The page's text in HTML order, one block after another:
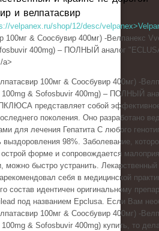
и велпатасвир
velpanex.ru/shop/12/desc/
100мг & Соосбувир 400мг) -Велпанекс
400mg) – ПОЛНЫЙ аналог
100мг & Соосбувир 400мг) -
100mg & Sofosbuvir 400mg) – ПОЛНЫЙ
представляет собой
поколения. Оно разработано
для лечения Гепатита С любого
выздоровления 98%. Заболевание,
острой форме и сопровождается
можно быстро устранить. Лекарственный
себя в медицинской
состав идентичен оригинальному
под названием Epclusa. Если Вам
100мг & Соосбувир 400мг) -
& Sofosbuvir 400mg) купить, то